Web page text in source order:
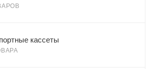
кассеты